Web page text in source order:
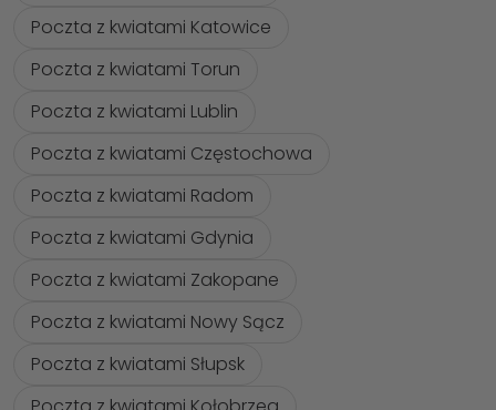
Poczta z kwiatami Katowice
Poczta z kwiatami Torun
Poczta z kwiatami Lublin
Poczta z kwiatami Częstochowa
Poczta z kwiatami Radom
Poczta z kwiatami Gdynia
Poczta z kwiatami Zakopane
Poczta z kwiatami Nowy Sącz
Poczta z kwiatami Słupsk